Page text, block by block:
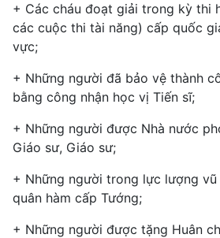
+ Các cháu đoạt giải trong kỳ thi
các cuộc thi tài năng) cấp quốc
vực;
+ Những người đã bảo vệ thành
bằng công nhận học vị Tiến sĩ;
+ Những người được Nhà nước
Giáo sư, Giáo sư;
+ Những người trong lực lượng
quân hàm cấp Tướng;
+ Những người được tặng Huân